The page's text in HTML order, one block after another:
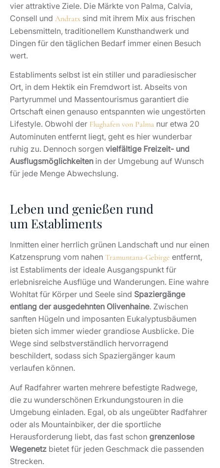
vier attraktive Ziele. Die Märkte von Palma, Calvia,
Consell und Andratx sind mit ihrem Mix aus frischen
Lebensmitteln, traditionellem Kunsthandwerk und
Dingen für den täglichen Bedarf immer einen Besuch
wert.
Establiments selbst ist ein stiller und paradiesischer
Ort, in dem Hektik ein Fremdwort ist. Abseits von
Partyrummel und Massentourismus garantiert die
Ortschaft einen genauso entspannten wie ungestörten
Lifestyle. Obwohl der Flughafen von Palma nur etwa 20
Autominuten entfernt liegt, geht es hier wunderbar
ruhig zu. Dennoch sorgen vielfältige Freizeit- und
Ausflugsmöglichkeiten in der Umgebung auf Wunsch
für jede Menge Abwechslung.
Leben und genießen rund
um Establiments
Inmitten einer herrlich grünen Landschaft und nur einen
Katzensprung vom nahen Tramuntana-Gebirge entfernt,
ist Establiments der ideale Ausgangspunkt für
erlebnisreiche Ausflüge und Wanderungen. Eine wahre
Wohltat für Körper und Seele sind Spaziergänge
entlang der ausgedehnten Olivenhaine. Zwischen
sanften Hügeln und imposanten Eukalyptusbäumen
bieten sich immer wieder grandiose Ausblicke. Die
Wege sind selbstverständlich hervorragend
beschildert, sodass sich Spaziergänger kaum
verlaufen können.
Auf Radfahrer warten mehrere befestigte Radwege,
die zu wunderschönen Erkundungstouren in die
Umgebung einladen. Egal, ob als ungeübter Radfahrer
oder als Mountainbiker, der die sportliche
Herausforderung liebt, das fast schon grenzenlose
Wegenetz bietet für jeden Geschmack die passenden
Strecken.